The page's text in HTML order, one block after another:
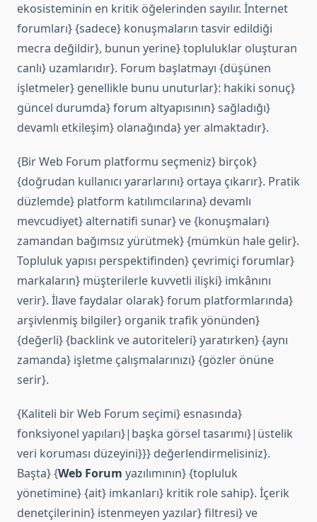
ekosisteminin en kritik öğelerinden sayılır. İnternet
forumları} {sadece} konuşmaların tasvir edildiği
mecra değildir}, bunun yerine} topluluklar oluşturan
canlı} uzamlarıdır}. Forum başlatmayı {düşünen
işletmeler} genellikle bunu unuturlar}: hakiki sonuç}
güncel durumda} forum altyapısının} sağladığı}
devamlı etkileşim} olanağında} yer almaktadır}.
{Bir Web Forum platformu seçmeniz} birçok}
{doğrudan kullanıcı yararlarını} ortaya çıkarır}. Pratik
düzlemde} platform katılımcılarına} devamlı
mevcudiyet} alternatifi sunar} ve {konuşmaları}
zamandan bağımsız yürütmek} {mümkün hale gelir}.
Topluluk yapısı perspektifinden} çevrimiçi forumlar}
markaların} müşterilerle kuvvetli ilişki} imkânını
verir}. İlave faydalar olarak} forum platformlarında}
arşivlenmiş bilgiler} organik trafik yönünden}
{değerli} {backlink ve autoriteleri} yaratırken} {aynı
zamanda} işletme çalışmalarınızı} {gözler önüne
serir}.
{Kaliteli bir Web Forum seçimi} esnasında}
fonksiyonel yapıları}|başka görsel tasarımı}|üstelik
veri koruması düzeyini}}} değerlendirmelisiniz}.
Başta} {Web Forum yazılımının} {topluluk
yönetimine} {ait} imkanları} kritik role sahip}. İçerik
denetçilerinin} istenmeyen yazılar} filtresi} ve